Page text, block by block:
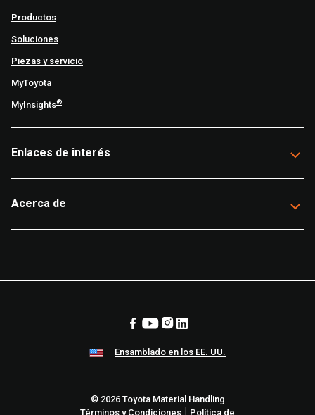
Productos
Soluciones
Piezas y servicio
MyToyota
MyInsights®
Enlaces de interés
Acerca de
Ensamblado en los EE. UU.
© 2026 Toyota Material Handling
Términos y Condiciones | Política de